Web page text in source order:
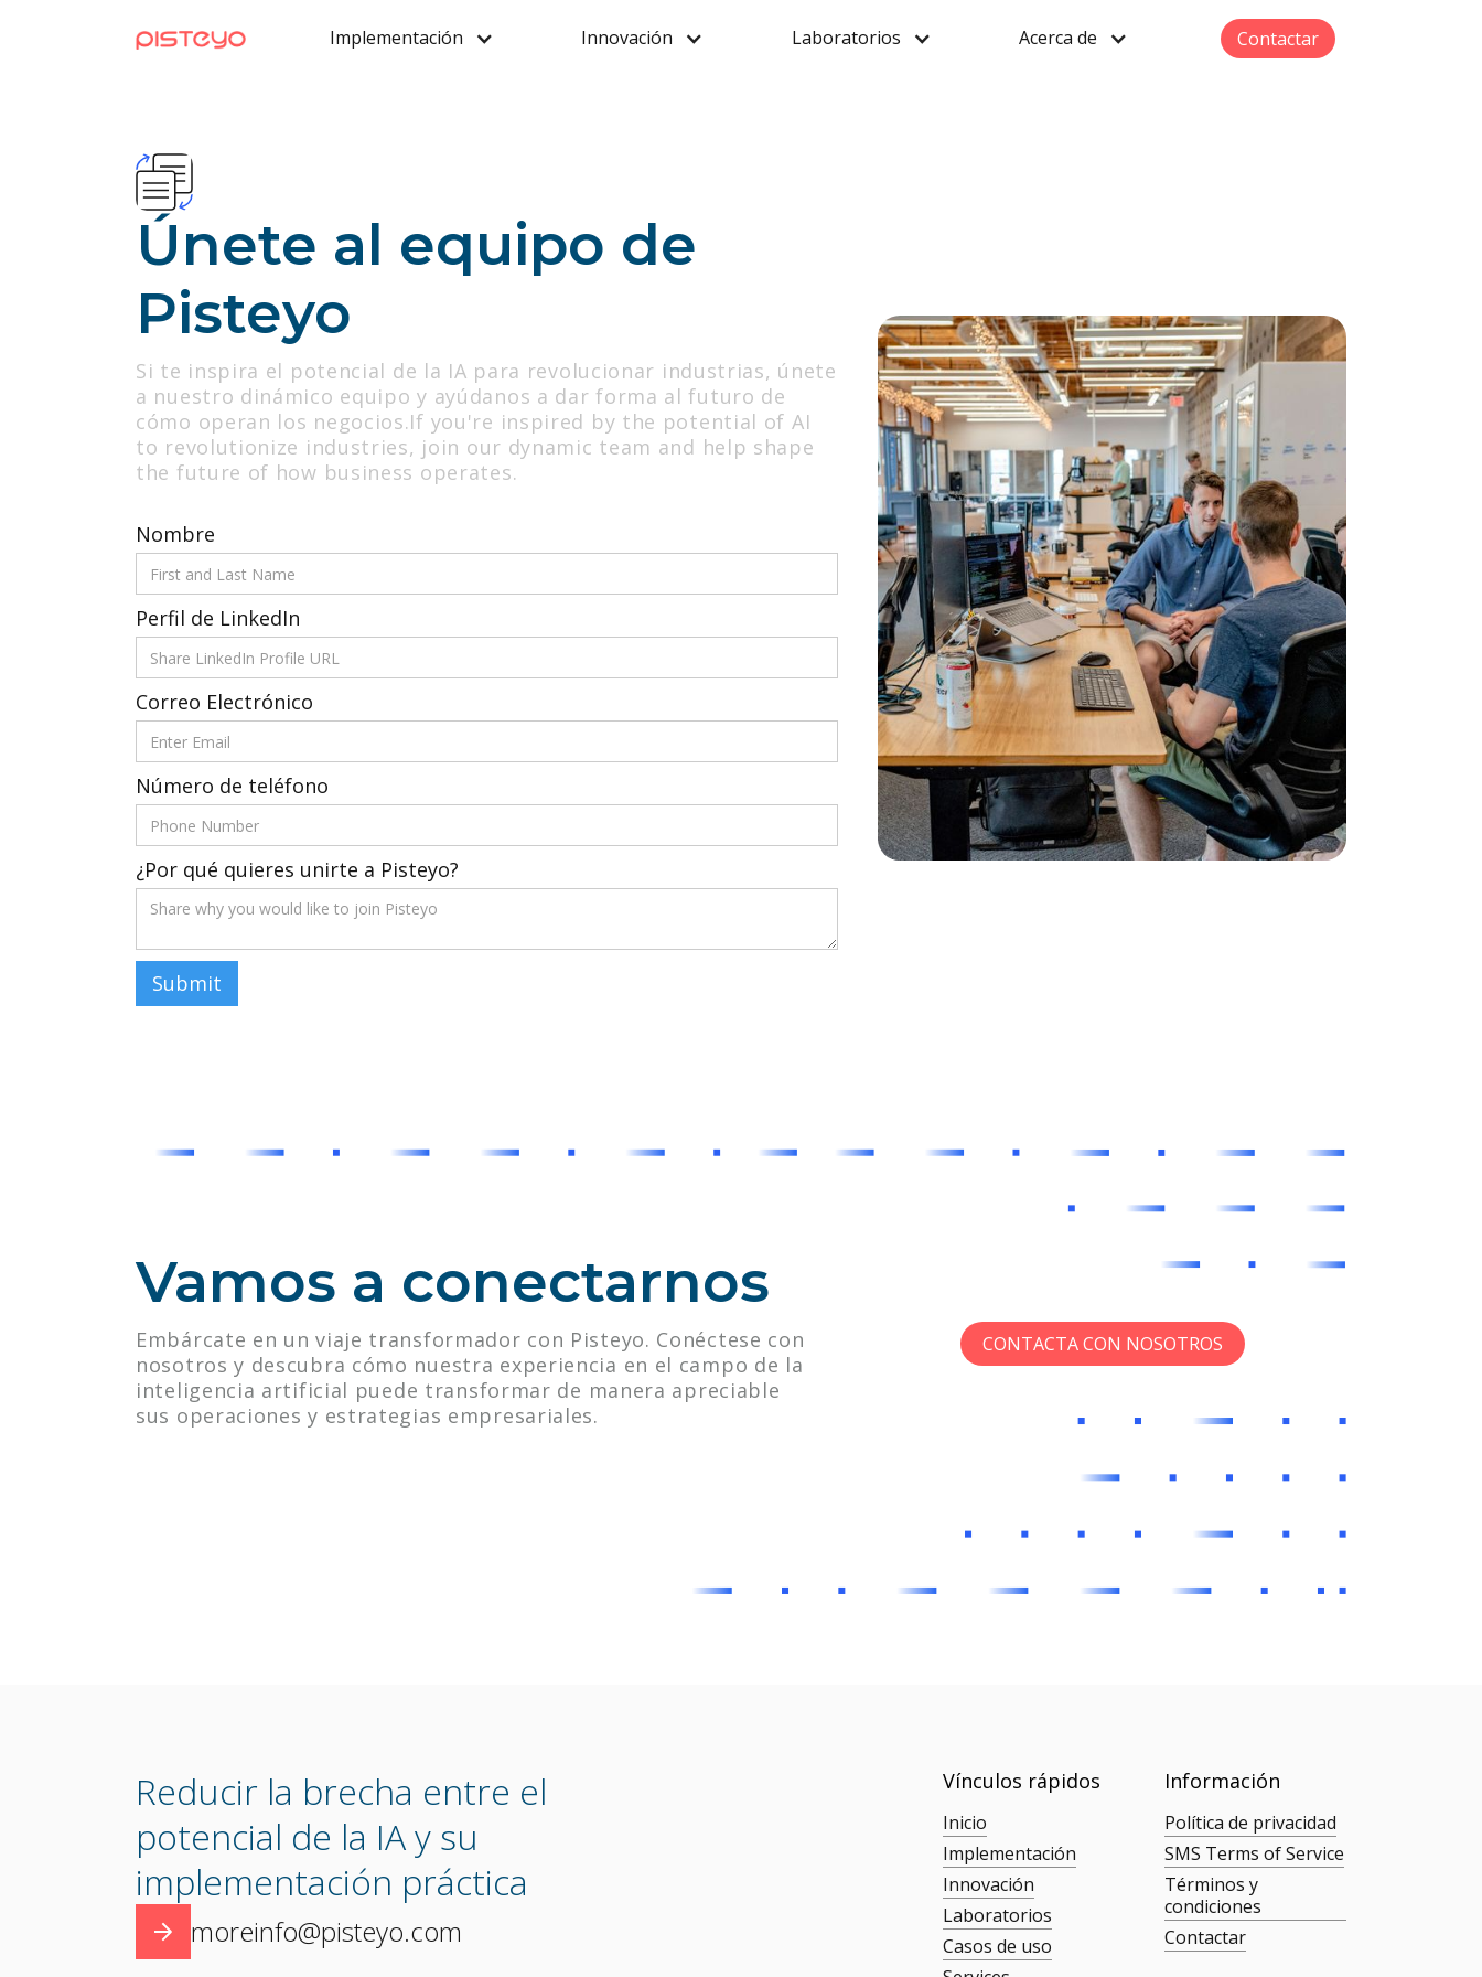
Implementación Innovación Laboratorios Acerca de Contactar
Únete al equipo de
Pisteyo
Si te inspira el potencial de la IA para revolucionar industrias, únete
a nuestro dinámico equipo y ayúdanos a dar forma al futuro de
cómo operan los negocios.If you're inspired by the potential of AI
to revolutionize industries, join our dynamic team and help shape
the future of how business operates.
Nombre
Perfil de LinkedIn
Correo Electrónico
Número de teléfono
¿Por qué quieres unirte a Pisteyo?
Vamos a conectarnos
Embárcate en un viaje transformador con Pisteyo. Conéctese con
nosotros y descubra cómo nuestra experiencia en el campo de la
inteligencia artificial puede transformar de manera apreciable
sus operaciones y estrategias empresariales.
CONTACTA CON NOSOTROS
Reducir la brecha entre el
potencial de la IA y su
implementación práctica
moreinfo@pisteyo.com
Vínculos rápidos
Inicio
Implementación
Innovación
Laboratorios
Casos de uso
Información
Política de privacidad
SMS Terms of Service
Términos y
condiciones
Contactar